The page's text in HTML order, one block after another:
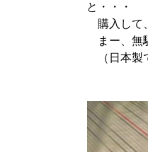
と・・・
購入して
まー、無
（日本製